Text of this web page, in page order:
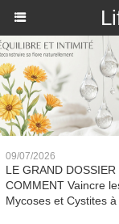
09/07/2026
LE GRAND DOSSIER
COMMENT Vaincre
Mycoses et Cystites